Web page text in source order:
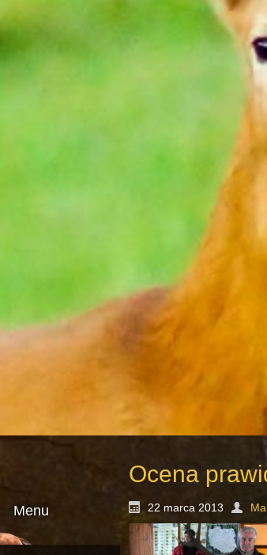
Menu
Ocena
22 marca 2013